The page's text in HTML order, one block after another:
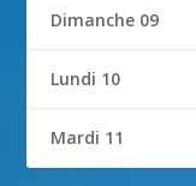
Dimanche 09
Lundi 10
Mardi 11